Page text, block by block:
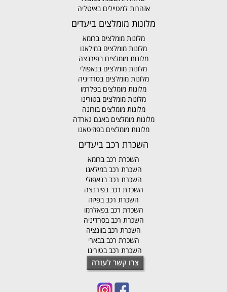
אזהרות למטיילים באיטליה
מלונות מומלצים ביעדים
מלונות מומלצים ברומא
מלונות מומלצים במילאנו
מלונות מומלצים בפירנצה
מלונות מומלצים בנאפולי
מלונות מומלצים בסרדיניה
מלונות מומלצים בפלרמו
מלונות מומלצים בטורינו
מלונות מומלצים בורונה
מלונות מומלצים באגם גארדה
מלונות מומלצים בפוזיטאנו
השכרת רכב ביעדים
השכרת רכב ברומא
השכרת רכב במילאנו
השכרת רכב בנאפולי
השכרת רכב בפירנצה
השכרת רכב בפיזה
השכרת רכב בפאלרמו
השכרת רכב בסרדיניה
השכרת רכב בוונציה
השכרת רכב בבארי
השכרת רכב בטורינו